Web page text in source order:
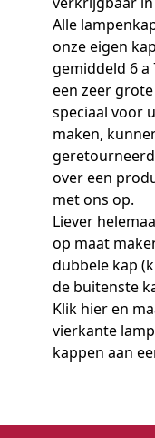
Alle
onze eigen
gemiddeld 6
een zeer
speciaal voor
maken,
over een
met ons op.
Liever
op maat
dubbele kap
de buitenste
Klik hier en
vierkante
kappen aan